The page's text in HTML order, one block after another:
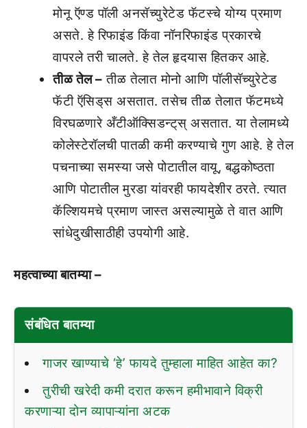
मोनू ऍण्ड पॉली अनसॅच्युरेटेड फॅटस्चे योग्य प्रमाण
असते. हे रिफाइंड किंवा नॉनरिफाइंड प्रकारचे
वापरले तरी चालते. हे तेल हृदयास हितकर आहे.
तीळ तेल – तीळ तेलात मोनो आणि पॉलीसॅच्युरेटेड
फॅटी ऍसिड्‌स असतात. तसेच तीळ तेलात फॅटमध्ये
विरघळणारे अँटीऑक्सिडन्ट्‌स् असतात. या तेलामध्ये
कोलेस्टेरॉलची पातळी कमी करण्याचे गुण आहे. हे तेल
पचनाच्या समस्या जसे पोटातील वायू, बद्धकोष्ठता
आणि पोटातील मुरडा यांवरही फायदेशीर ठरते. त्यात
कॅल्शियमचे प्रमाण जास्त असल्यामुळे ते वात आणि
सांधेदुखीसाठीही उपयोगी आहे.
महत्वाच्या बातम्या –
संबंधित बातम्या
गाजर खाण्याचे ‘हे’ फायदे तुम्हाला माहित आहेत का?
तुरीची खरेदी कमी दरात करून हमीभावाने विक्री
करणाऱ्या दोन व्यापाऱ्यांना अटक